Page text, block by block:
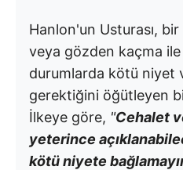
Hanlon'un Usturası,
veya gözden kaçma ile
durumlarda kötü niyet
gerektiğini öğütleyen
İlkeye göre, "Cehalet
yeterince
kötü niyete